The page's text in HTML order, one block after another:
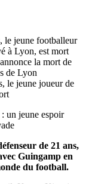
le jeune footballeur
à Lyon, est mort
la mort de
de Lyon
le jeune joueur de
un jeune espoir
de 21 ans,
Guingamp en
du football.